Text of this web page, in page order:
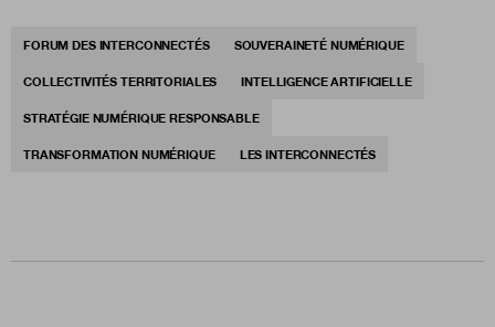
FORUM DES INTERCONNECTÉS SOUVERAINETÉ NUMÉRIQUE
COLLECTIVITÉS TERRITORIALES INTELLIGENCE ARTIFICIELLE
STRATÉGIE NUMÉRIQUE RESPONSABLE
TRANSFORMATION NUMÉRIQUE LES INTERCONNECTÉS